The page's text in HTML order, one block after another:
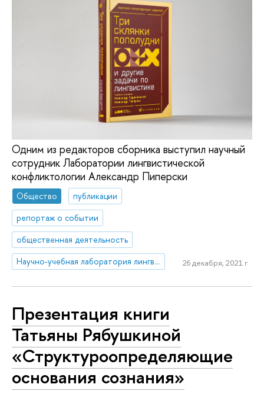
Одним из редакторов сборника выступил научный
сотрудник Лаборатории лингвистической
конфликтологии Александр Пиперски
Общество
публикации
репортаж о событии
общественная деятельность
Научно-учебная лаборатория лингвистической конфликтологии и современных коммуникативных практик
26 декабря, 2021 г.
Презентация книги
Татьяны Рябушкиной
«Структуроопределяющие
основания сознания»